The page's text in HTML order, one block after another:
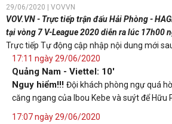
29/06/2020 | VOVVN
VOV.VN - Trực tiếp trận đấu Hải Phòng -
tại vòng 7 V-League 2020 diễn ra lúc 17h00
Trực tiếp Tự động cập nhập nội dung mới
17:11 ngày 29/06/2020
Quảng Nam - Viettel: 10'
Nguy hiểm!!! Đội khách phòng ngự quá
căng ngang của Ibou Kebe và suýt để Hữu
17:07 ngày 29/06/2020